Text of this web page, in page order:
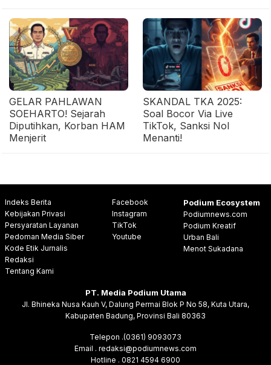
GELAR PAHLAWAN
SOEHARTO! Sejarah
Diputihkan, Korban HAM
Menjerit
SKANDAL TKA 2025:
Soal Bocor Via Live
TikTok, Sanksi Nol
Menanti!
Indeks Berita
Kebijakan Privasi
Persyaratan Layanan
Pedoman Media Siber
Kode Etik Jurnalis
Redaksi
Tentang Kami
Facebook
Instagram
TikTok
Youtube
Podium Ecosystem
Podiumnews.com
Podium Kreatif
Urban Bali
Menot Sukadana
PT. Media Podium Utama
Jl. Bhineka Nusa Kauh V, Dalung Permai Blok P No 58, Kuta Utara,
Kabupaten Badung, Provinsi Bali 80363
Telepon .(0361) 9093073
Email . redaksi@podiumnews.com
Hotline . 0821 4594 6900